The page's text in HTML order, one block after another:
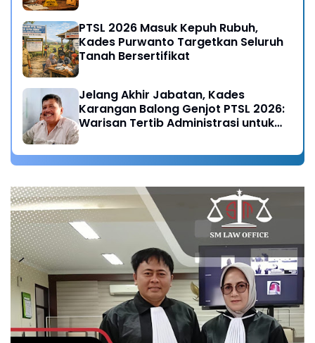
PTSL 2026 Masuk Kepuh Rubuh,
Kades Purwanto Targetkan Seluruh
Tanah Bersertifikat
Jelang Akhir Jabatan, Kades
Karangan Balong Genjot PTSL 2026:
Warisan Tertib Administrasi untuk